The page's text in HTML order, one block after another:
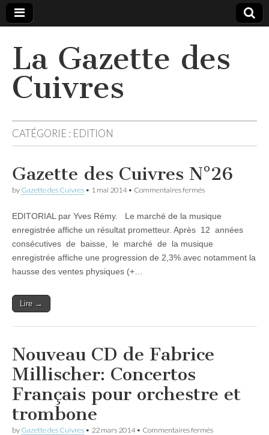
La Gazette des
Cuivres
CATÉGORIE : EDITION
Gazette des Cuivres N°26
by Gazette des Cuivres • 1 mai 2014• Commentaires ferméssur
Cuivres
N°26
EDITORIAL par Yves Rémy. Le marché de la musique
enregistrée affiche un résultat prometteur. Après 12 années
consécutives de baisse, le marché de la musique
enregistrée affiche une progression de 2,3% avec notamment la
hausse des ventes physiques (+…
Lire →
Nouveau CD de Fabrice
Millischer: Concertos
Français pour orchestre et
trombone
by Gazette des Cuivres • 22 mars 2014• Commentaires ferméssur